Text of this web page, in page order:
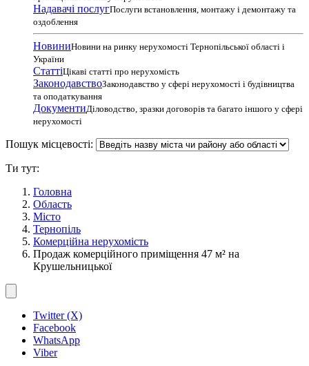
Надавачі послугПослуги встановлення, монтажу і демонтажу та
оздоблення
НовиниНовини на ринку нерухомості Тернопільської області і
України
СтаттіЦікаві статті про нерухомість
ЗаконодавствоЗаконодавство у сфері нерухомості і будівництва
та оподаткування
ДокументиДіловодство, зразки договорів та багато іншого у сфері
нерухомості
Пошук місцевості:
Ти тут:
Головна
Область
Місто
Тернопіль
Комерційна нерухомість
Продаж комерційного приміщення 47 м² на
Крушельницької
Twitter (X)
Facebook
WhatsApp
Viber